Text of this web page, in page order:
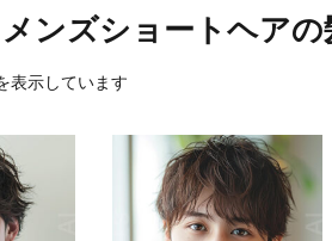
ンズショートヘア
表示しています
い